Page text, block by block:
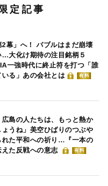
定記事
幕」へ！ バブルはまだ崩壊
…大化け期待の注目銘柄５
一強時代に終止符を打つ「誰
いる」あの会社とは
有料
広島の人たちは、もっと熱か
ょうね」美空ひばりのつぶや
れた平和への祈り…『一本の
た反戦への意志
有料